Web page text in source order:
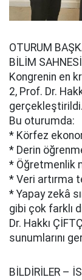
OTURUM
BİLİM
Kongrenin en
2, Prof. Dr.
gerçekleştirildi.
Bu oturumda:
* Körfez
* Derin
* Öğretmenlik
* Veri artırma
* Yapay zekâ
gibi çok farklı
Dr. Hakkı
sunumlarını
BİLDİRİLER –